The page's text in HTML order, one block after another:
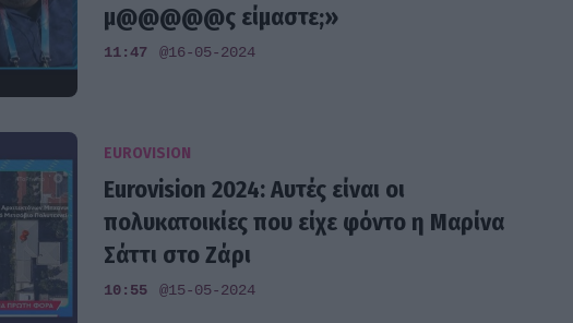
μ@@@@@ς είμαστε;»
11:47 @16-05-2024
EUROVISION
Eurovision 2024: Αυτές είναι οι
πολυκατοικίες που είχε φόντο η Μαρίνα
Σάττι στο Ζάρι
10:55 @15-05-2024